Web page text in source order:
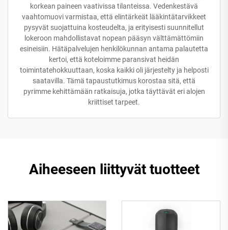
korkean paineen vaativissa tilanteissa. Vedenkestävä
vaahtomuovi varmistaa, että elintärkeät lääkintätarvikkeet
pysyvät suojattuina kosteudelta, ja erityisesti suunnitellut
lokeroon mahdollistavat nopean pääsyn välttämättömiin
esineisiin. Hätäpalvelujen henkilökunnan antama palautetta
kertoi, että koteloimme paransivat heidän
toimintatehokkuuttaan, koska kaikki oli järjestelty ja helposti
saatavilla. Tämä tapaustutkimus korostaa sitä, että
pyrimme kehittämään ratkaisuja, jotka täyttävät eri alojen
kriittiset tarpeet.
Aiheeseen liittyvät tuotteet